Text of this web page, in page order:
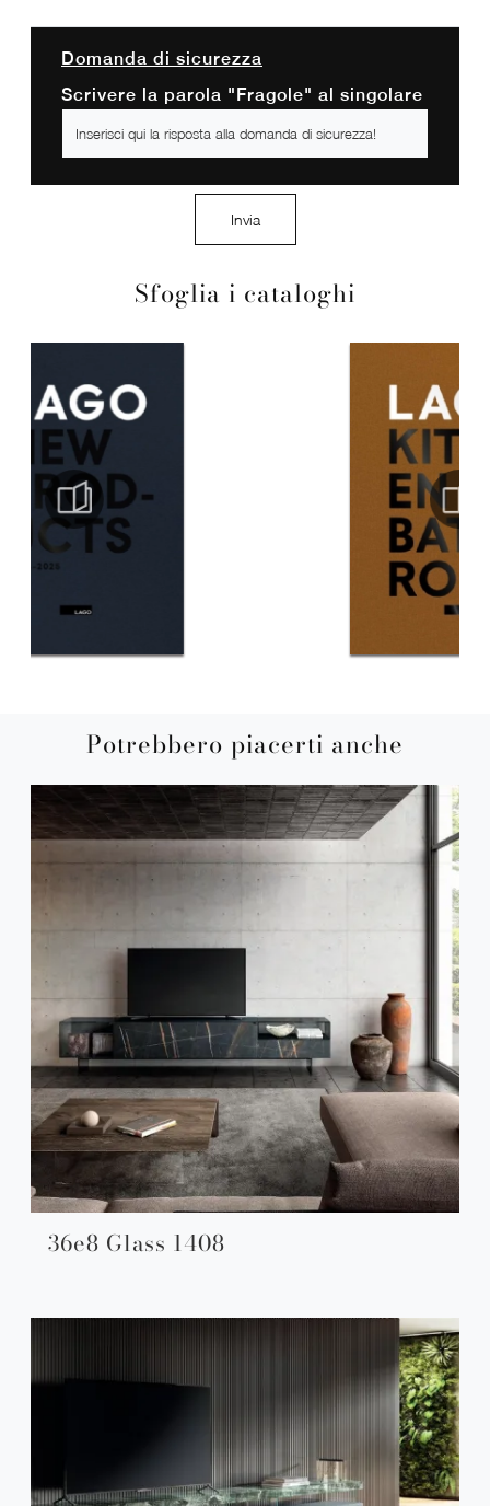
Sfoglia i cataloghi
Domanda di sicurezza
Scrivere la parola "Fragole" al singolare
Invia
Potrebbero piacerti anche
36e8 Glass 1408